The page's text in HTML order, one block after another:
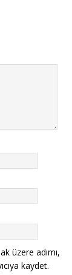
üzere adımı,
kaydet.